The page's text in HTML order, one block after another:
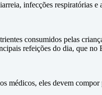
infecções respiratórias
consumidos pelas
refeições do dia, que no
médicos, eles devem